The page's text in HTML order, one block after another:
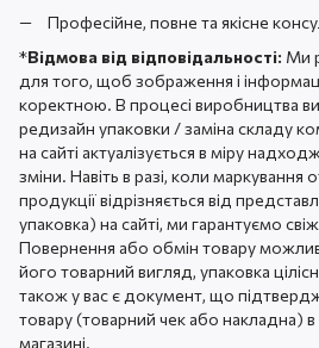
Професійне, повне та якісне
*Відмова від відповідальності: Ми
для того, щоб зображення і
коректною. В процесі виробництва
редизайн упаковки / заміна складу
на сайті актуалізується в міру
зміни. Навіть в разі, коли маркування
продукції відрізняється від
упаковка) на сайті, ми гарантуємо
Повернення або обмін товару
його товарний вигляд, упаковка
також у вас є документ, що
товару (товарний чек або накладна)
магазині.